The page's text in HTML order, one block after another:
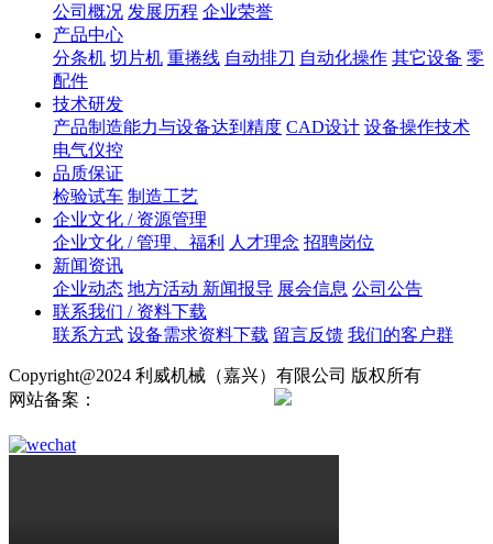
公司概况 发展历程 企业荣誉
产品中心
分条机 切片机 重捲线 自动排刀 自动化操作 其它设备 零
配件
技术研发
产品制造能力与设备达到精度 CAD设计 设备操作技术
电气仪控
品质保证
检验试车 制造工艺
企业文化 / 资源管理
企业文化 / 管理、福利 人才理念 招聘岗位
新闻资讯
企业动态 地方活动 新闻报导 展会信息 公司公告
联系我们 / 资料下载
联系方式 设备需求资料下载 留言反馈 我们的客户群
Copyright@2024 利威机械（嘉兴）有限公司 版权所有
网站备案：